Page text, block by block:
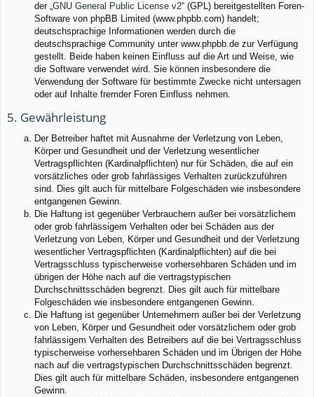
der „GNU General Public License v2“ (GPL) bereitgestellten Foren-
Software von phpBB Limited (www.phpbb.com) handelt;
deutschsprachige Informationen werden durch die
deutschsprachige Community unter www.phpbb.de zur Verfügung
gestellt. Beide haben keinen Einfluss auf die Art und Weise, wie
die Software verwendet wird. Sie können insbesondere die
Verwendung der Software für bestimmte Zwecke nicht untersagen
oder auf Inhalte fremder Foren Einfluss nehmen.
5. Gewährleistung
Der Betreiber haftet mit Ausnahme der Verletzung von Leben,
Körper und Gesundheit und der Verletzung wesentlicher
Vertragspflichten (Kardinalpflichten) nur für Schäden, die auf ein
vorsätzliches oder grob fahrlässiges Verhalten zurückzuführen
sind. Dies gilt auch für mittelbare Folgeschäden wie insbesondere
entgangenen Gewinn.
Die Haftung ist gegenüber Verbrauchern außer bei vorsätzlichem
oder grob fahrlässigem Verhalten oder bei Schäden aus der
Verletzung von Leben, Körper und Gesundheit und der Verletzung
wesentlicher Vertragspflichten (Kardinalpflichten) auf die bei
Vertragsschluss typischerweise vorhersehbaren Schäden und im
übrigen der Höhe nach auf die vertragstypischen
Durchschnittsschäden begrenzt. Dies gilt auch für mittelbare
Folgeschäden wie insbesondere entgangenen Gewinn.
Die Haftung ist gegenüber Unternehmern außer bei der Verletzung
von Leben, Körper und Gesundheit oder vorsätzlichem oder grob
fahrlässigem Verhalten des Betreibers auf die bei Vertragsschluss
typischerweise vorhersehbaren Schäden und im Übrigen der Höhe
nach auf die vertragstypischen Durchschnittsschäden begrenzt.
Dies gilt auch für mittelbare Schäden, insbesondere entgangenen
Gewinn.